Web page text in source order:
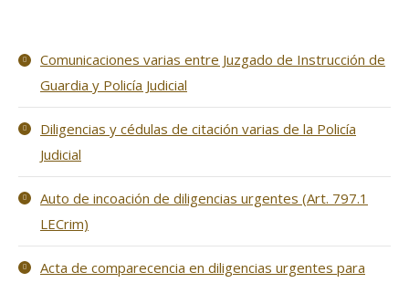
Comunicaciones varias entre Juzgado de Instrucción de
Guardia y Policía Judicial
Diligencias y cédulas de citación varias de la Policía
Judicial
Auto de incoación de diligencias urgentes (Art. 797.1
LECrim)
Acta de comparecencia en diligencias urgentes para